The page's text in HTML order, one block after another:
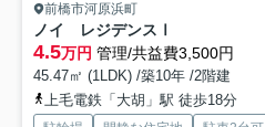
前橋市河原浜町
ノイ レジデンスⅠ
4.5万円 管理/共益費3,500円
45.47㎡ (1LDK) /築10年 /2階建
上毛電鉄「大胡」駅 徒歩18分